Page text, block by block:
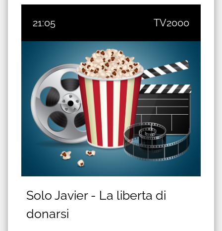
21:05 TV2000
Solo Javier - La liberta di
donarsi